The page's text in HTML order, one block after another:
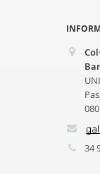
34